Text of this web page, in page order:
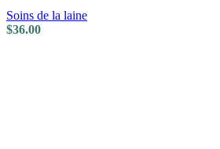
Soins de la laine
$36.00